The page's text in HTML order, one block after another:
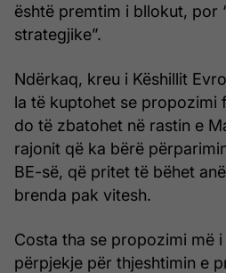
është premtim i bllokut, por
strategjike”.
Ndërkaq, kreu i Këshillit
la të kuptohet se propozimi
do të zbatohet në rastin e
rajonit që ka bërë
BE-së, që pritet të bëhet
brenda pak vitesh.
Costa tha se propozimi më
përpjekje për thjeshtimin e